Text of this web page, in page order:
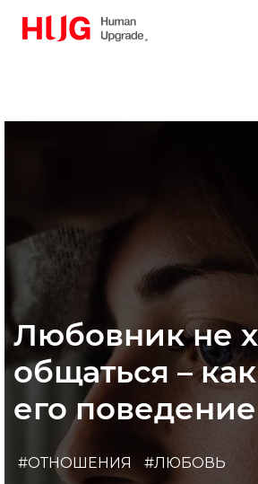
Любовник не
общаться –
его поведение
#ОТНОШЕНИЯ #ЛЮБОВЬ